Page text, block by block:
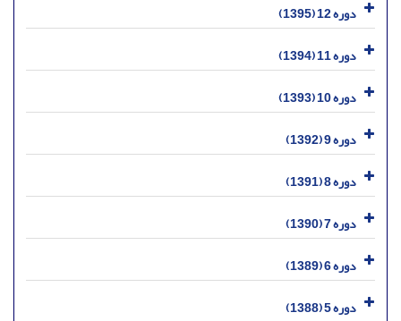
دوره 12 (1395)
دوره 11 (1394)
دوره 10 (1393)
دوره 9 (1392)
دوره 8 (1391)
دوره 7 (1390)
دوره 6 (1389)
دوره 5 (1388)